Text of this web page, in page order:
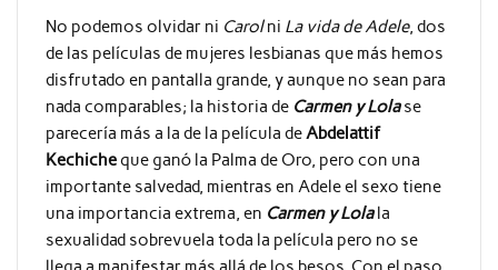
No podemos olvidar ni Carolni La vida de Adele, dos
de las películas de mujeres lesbianas que más hemos
disfrutado en pantalla grande, y aunque no sean para
nada comparables; la historia de Carmen y Lolase
parecería más a la de la película deAbdelattif
Kechicheque ganó la Palma de Oro, pero con una
importante salvedad, mientras en Adele el sexo tiene
una importancia extrema, en Carmen y Lolala
sexualidad sobrevuela toda la película pero no se